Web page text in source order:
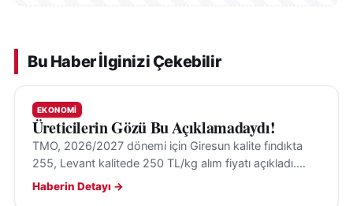
Bu Haber İlginizi Çekebilir
EKONOMI
Üreticilerin Gözü Bu Açıklamadaydı!
TMO, 2026/2027 dönemi için Giresun kalite fındıkta
255, Levant kalitede 250 TL/kg alım fiyatı açıkladı.
Alımlar 24 Ağustos'ta randevulu sistemle başlayacak.
Haberin Detayı →